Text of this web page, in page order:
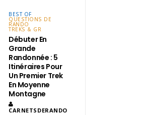
BEST OF
QUESTIONS DE
RANDO
TREKS & GR
Débuter En
Grande
Randonnée : 5
Itinéraires Pour
Un Premier Trek
En Moyenne
Montagne
CARNETSDERANDO